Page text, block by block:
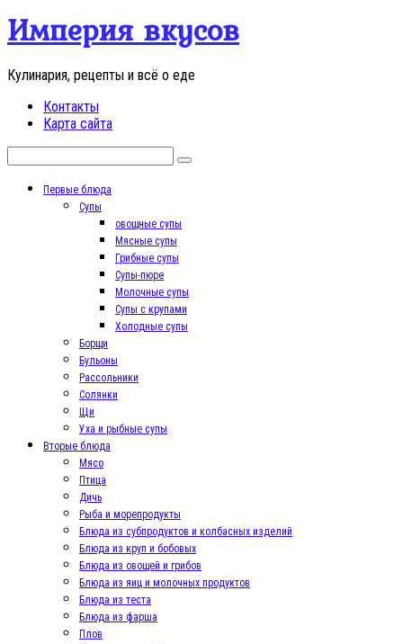
Перейти
контенту
Империя вкусов
Кулинария, рецепты и всё о еде
Контакты
Карта сайта
Первые блюда
Супы
овощные супы
Мясные супы
Грибные супы
Супы-пюре
Молочные супы
Супы с крупами
Холодные супы
Борщи
Бульоны
Рассольники
Солянки
Щи
Уха и рыбные супы
Вторые блюда
Мясо
Птица
Дичь
Рыба и морепродукты
Блюда из субпродуктов и колбасных изделий
Блюда из круп и бобовых
Блюда из овощей и грибов
Блюда из яиц и молочных продуктов
Блюда из теста
Блюда из фарша
Плов